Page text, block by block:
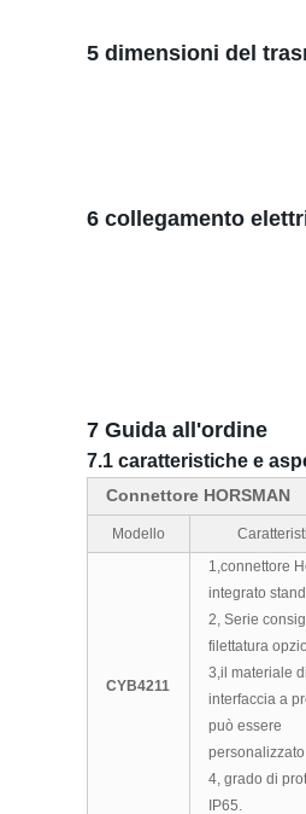
5 dimensioni del
6 collegamento
7 Guida all'ordine
7.1 caratteristiche e
Connettore HORSMAN
Modello
CYB4211
1,connettore
integrato
2, Serie
filettatura
3,il materiale di
interfaccia a
può essere
personalizzato
4, grado di
IP65.